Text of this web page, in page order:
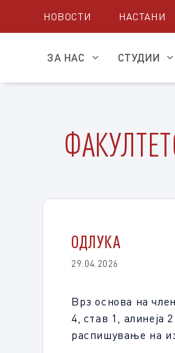
НОВОСТИ НАСТАНИ
ЗА НАС СТУДИИ
ОДЛУКА
29.04.2026
Врз основа на
4, став 1, алинеја
распишување на